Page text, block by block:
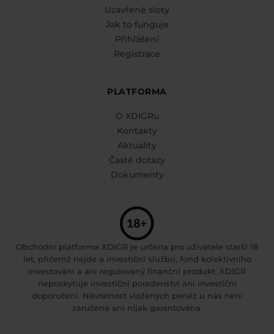
Uzavřené sloty
Jak to funguje
Přihlášení
Registrace
PLATFORMA
O XDIGRu
Kontakty
Aktuality
Časté dotazy
Dokumenty
Obchodní platforma XDIGR je určena pro uživatele starší 18
let, přičemž nejde o investiční službu, fond kolektivního
investování a ani regulovaný finanční produkt. XDIGR
neposkytuje investiční poradenství ani investiční
doporučení. Návratnost vložených peněz u nás není
zaručena ani nijak garantována.